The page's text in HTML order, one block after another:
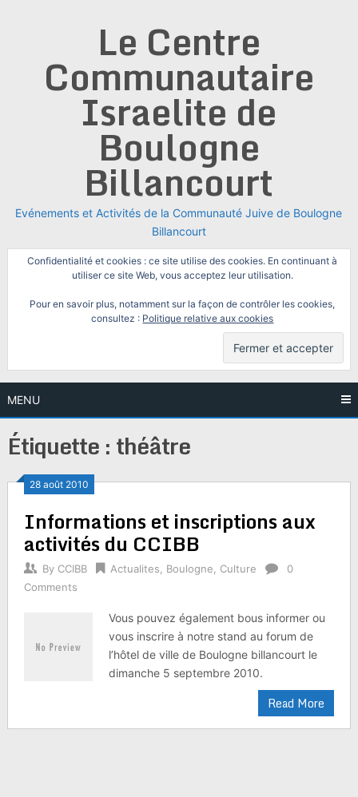
Le Centre
Communautaire
Israelite de
Boulogne
Billancourt
Evénements et Activités de la Communauté Juive de Boulogne
Billancourt
Confidentialité et cookies : ce site utilise des cookies. En continuant à
utiliser ce site Web, vous acceptez leur utilisation.
Pour en savoir plus, notamment sur la façon de contrôler les cookies,
consultez : Politique relative aux cookies
MENU
Étiquette :théâtre
28 août 2010
Informations et inscriptions aux
activités du CCIBB
By CCIBB Actualites Boulogne Culture
0
Comments
Vous pouvez également bous informer ou
vous inscrire à notre stand au forum de
l’hôtel de ville de Boulogne billancourt le
dimanche 5 septembre 2010.
Read More